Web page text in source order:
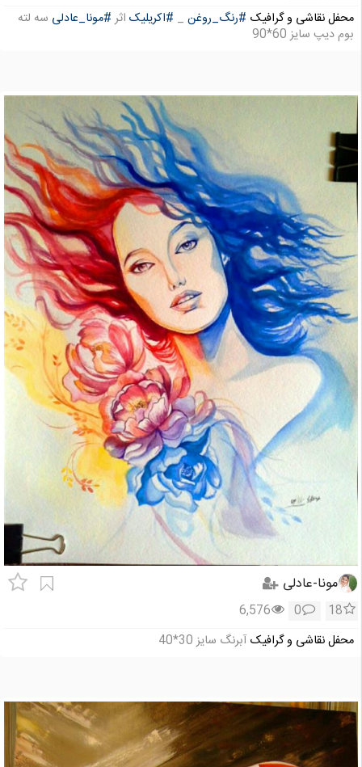
محفل نقاشی و گرافیک #رنگ_روغن _ #اکریلیک اثر#مونا_عادلی سه لته
بوم دیپ سایز 60*90
مونا-عادلی
18
0
6,576
محفل نقاشی و گرافیک آبرنگ سایز 30*40